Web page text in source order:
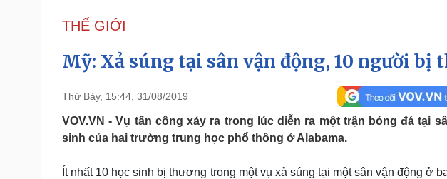
Đảng
Tổ chức nhân sự
Nhận diện sự thật
Dấu ấn VOV
Pháp luật
Vụ án
Tư vấn luật
Quân sự - Quốc phòng
Vũ khí
Phân tích
Thể thao
Thế giới thể thao
THẾ GIỚI
Mỹ: Xả súng tại sân vận động, 10 người bị
Thứ Bảy, 15:44, 31/08/2019
VOV.VN - Vụ tấn công xảy ra trong lúc diễn ra một trận bóng đá tại
sinh của hai trường trung học phổ thông ở Alabama.
Ít nhất 10 học sinh bị thương trong một vụ xả súng tại một sân vận động ở